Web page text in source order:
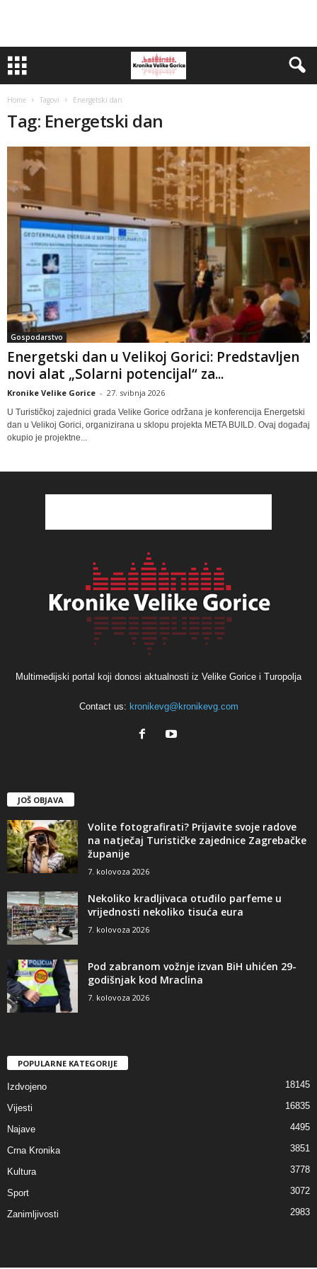
Home Tagovi Energetski dan
Tag: Energetski dan
Gospodarstvo
Energetski dan u Velikoj Gorici: Predstavljen
novi alat „Solarni potencijal“ za...
Kronike Velike Gorice - 27. svibnja 2026
U Turističkoj zajednici grada Velike Gorice održana je konferencija Energetski
dan u Velikoj Gorici, organizirana u sklopu projekta META BUILD. Ovaj događaj
okupio je projektne...
Multimedijski portal koji donosi aktualnosti iz Velike Gorice i Turopolja
Contact us: kronikevg@kronikevg.com
JOŠ OBJAVA
Volite fotografirati? Prijavite svoje radove
na natječaj Turističke zajednice Zagrebačke
županije
7. kolovoza 2026
Nekoliko kradljivaca otuđilo parfeme u
vrijednosti nekoliko tisuća eura
7. kolovoza 2026
Pod zabranom vožnje izvan BiH uhićen 29-
godišnjak kod Mraclina
7. kolovoza 2026
POPULARNE KATEGORIJE
Izdvojeno 18145
Vijesti 16835
Najave 4495
Crna Kronika 3851
Kultura 3778
Sport 3072
Zanimljivosti 2983